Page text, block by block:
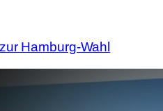
Hamburg-Wahl